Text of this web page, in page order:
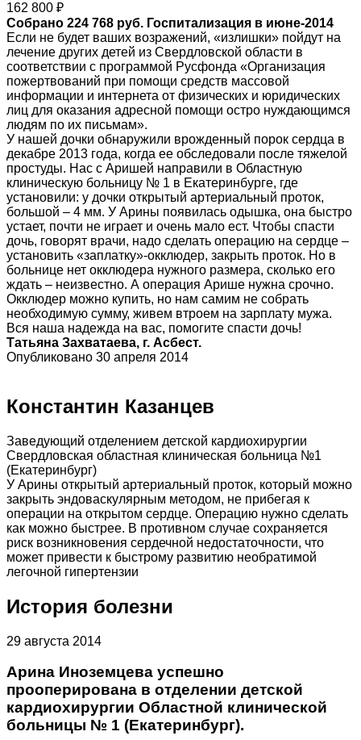
162 800 ₽
Собрано 224 768 руб. Госпитализация в июне-2014
Если не будет ваших возражений, «излишки» пойдут на
лечение других детей из Свердловской области в
соответствии с программой Русфонда «Организация
пожертвований при помощи средств массовой
информации и интернета от физических и юридических
лиц для оказания адресной помощи остро нуждающимся
людям по их письмам».
У нашей дочки обнаружили врожденный порок сердца в
декабре 2013 года, когда ее обследовали после тяжелой
простуды. Нас с Аришей направили в Областную
клиническую больницу № 1 в Екатеринбурге, где
установили: у дочки открытый артериальный проток,
большой – 4 мм. У Арины появилась одышка, она быстро
устает, почти не играет и очень мало ест. Чтобы спасти
дочь, говорят врачи, надо сделать операцию на сердце –
установить «заплатку»-окклюдер, закрыть проток. Но в
больнице нет окклюдера нужного размера, сколько его
ждать – неизвестно. А операция Арише нужна срочно.
Окклюдер можно купить, но нам самим не собрать
необходимую сумму, живем втроем на зарплату мужа.
Вся наша надежда на вас, помогите спасти дочь!
Татьяна Захватаева, г. Асбест.
Опубликовано 30 апреля 2014
Константин Казанцев
Заведующий отделением детской кардиохирургии
Свердловская областная клиническая больница №1
(Екатеринбург)
У Арины открытый артериальный проток, который можно
закрыть эндоваскулярным методом, не прибегая к
операции на открытом сердце. Операцию нужно сделать
как можно быстрее. В противном случае сохраняется
риск возникновения сердечной недостаточности, что
может привести к быстрому развитию необратимой
легочной гипертензии
История болезни
29 августа 2014
Арина Иноземцева успешно
прооперирована в отделении детской
кардиохирургии Областной клинической
больницы № 1 (Екатеринбург).